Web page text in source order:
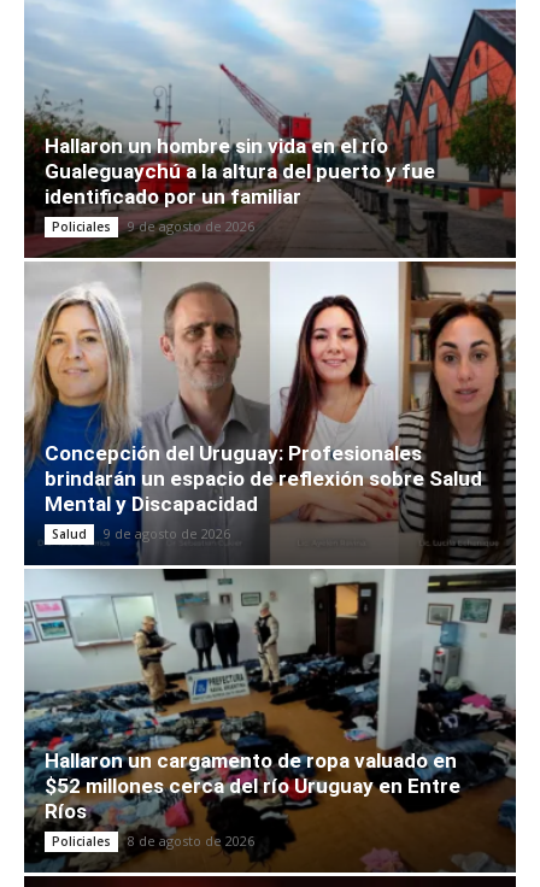
Hallaron un hombre sin vida en el río
Gualeguaychú a la altura del puerto y fue
identificado por un familiar
Policiales 9 de agosto de 2026
Concepción del Uruguay: Profesionales
brindarán un espacio de reflexión sobre Salud
Mental y Discapacidad
Salud 9 de agosto de 2026
Hallaron un cargamento de ropa valuado en
$52 millones cerca del río Uruguay en Entre
Ríos
Policiales 8 de agosto de 2026